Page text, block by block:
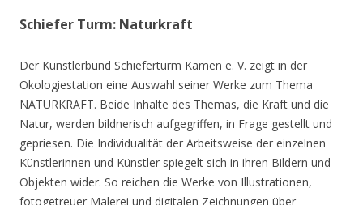
Schiefer Turm: Naturkraft
Der Künstlerbund Schieferturm Kamen e. V. zeigt in der
Ökologiestation eine Auswahl seiner Werke zum Thema
NATURKRAFT. Beide Inhalte des Themas, die Kraft und die
Natur, werden bildnerisch aufgegriffen, in Frage gestellt und
gepriesen. Die Individualität der Arbeitsweise der einzelnen
Künstlerinnen und Künstler spiegelt sich in ihren Bildern und
Objekten wider. So reichen die Werke von Illustrationen,
fotogetreuer Malerei und digitalen Zeichnungen über